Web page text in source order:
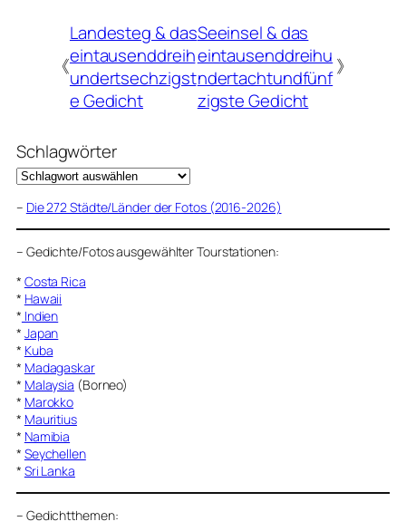
《
Landesteg & das
eintausenddreih
undertsechzigst
e Gedicht
Seeinsel & das
eintausenddreihu
ndertachtundfünf
zigste Gedicht
》
Schlagwörter
– Die 272 Städte/Länder der Fotos (2016-2026)
– Gedichte/Fotos ausgewählter Tourstationen:
* Costa Rica
* Hawaii
* Indien
* Japan
* Kuba
* Madagaskar
* Malaysia (Borneo)
* Marokko
* Mauritius
* Namibia
* Seychellen
* Sri Lanka
– Gedichtthemen: